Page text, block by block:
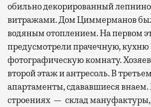
обильно декорированный
витражами. Дом Циммерманов
водяным отоплением. На первом
предусмотрели прачечную,
фотографическую комнату.
второй этаж и антресоль. В
апартаменты, сдававшиеся внаем.
строениях — склад